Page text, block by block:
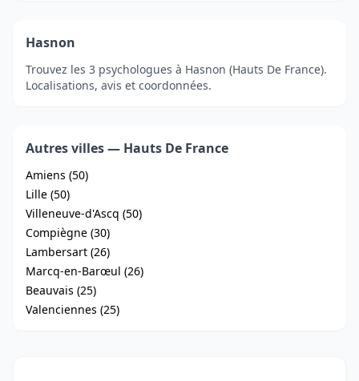
Hasnon
Trouvez les 3 psychologues à Hasnon (Hauts De France).
Localisations, avis et coordonnées.
Autres villes — Hauts De France
Amiens (50)
Lille (50)
Villeneuve-d'Ascq (50)
Compiègne (30)
Lambersart (26)
Marcq-en-Barœul (26)
Beauvais (25)
Valenciennes (25)